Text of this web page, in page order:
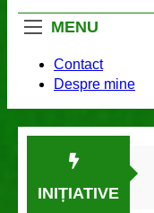
MENU
Contact
Despre mine
INIȚIATIVE